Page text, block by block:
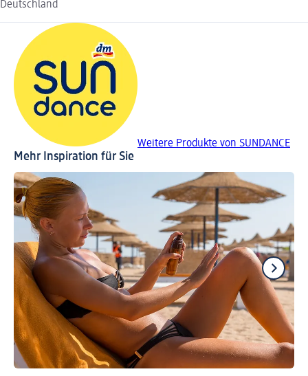
Deutschland
Weitere Produkte von SUNDANCE
Mehr Inspiration für Sie